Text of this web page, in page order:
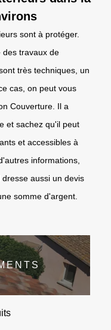
sont à protéger.
des travaux de
très techniques, un
cas, on peut vous
Couverture. Il a
et sachez qu'il peut
et accessibles à
informations,
aussi un devis
somme d'argent.